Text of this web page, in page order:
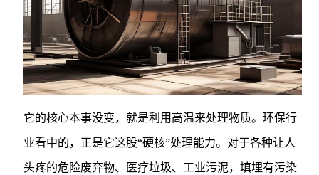
它的核心本事没变，就是利用高温来处理物质。环保行
业看中的，正是它这股“硬核”处理能力。对于各种让人
头疼的危险废弃物、医疗垃圾、工业污泥，填埋有污染